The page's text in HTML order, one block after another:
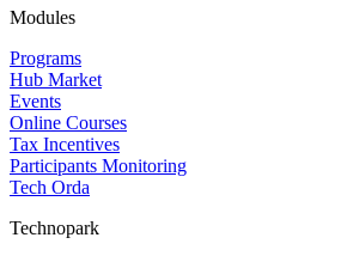
Modules
Programs
Hub Market
Events
Online Courses
Tax Incentives
Participants Monitoring
Tech Orda
Technopark